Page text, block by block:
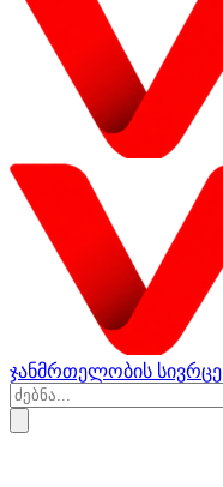
ჯანმრთელობის სივრცე